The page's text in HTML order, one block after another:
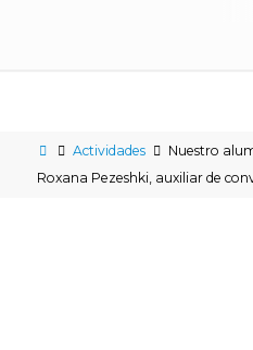
COPÉRNICO
ÉCIJA
Actividades
Nuestro
Roxana Pezeshki, auxiliar de